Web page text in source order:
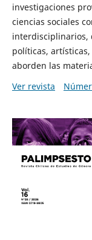
investigaciones
ciencias sociales
interdisciplinarios,
políticas,
aborden las
Ver revista